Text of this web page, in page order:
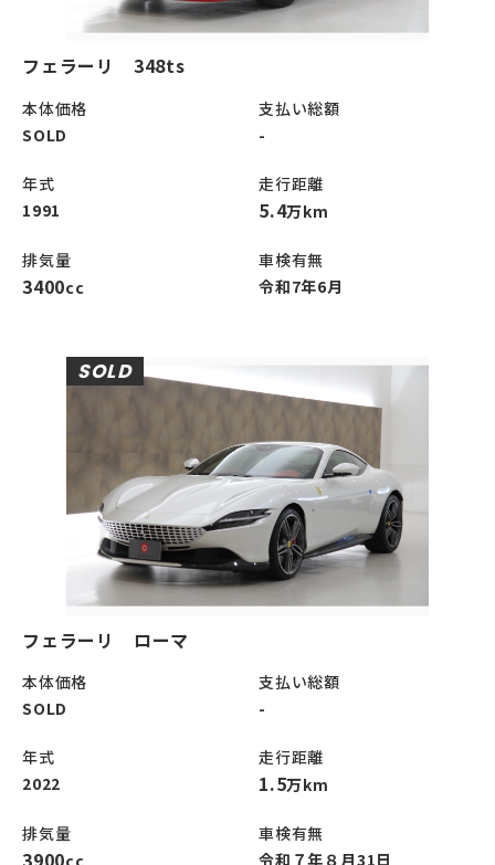
フェラーリ 348ts
本体価格
SOLD
支払い総額
-
年式
1991
走行距離
5.4万km
排気量
3400cc
車検有無
令和7年6月
SOLD
フェラーリ ローマ
本体価格
SOLD
支払い総額
-
年式
2022
走行距離
1.5万km
排気量
3900
車検有無
令和７年８月31日